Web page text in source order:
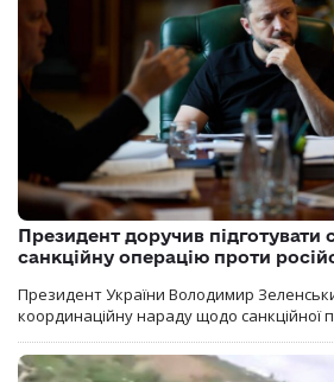
Президент доручив підготувати
санкційну операцію проти
Президент України Володимир
координаційну нараду щодо санкційної